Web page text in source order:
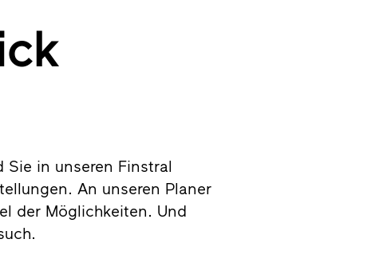
Sie in unseren Finstral
An unseren Planer
der Möglichkeiten. Und